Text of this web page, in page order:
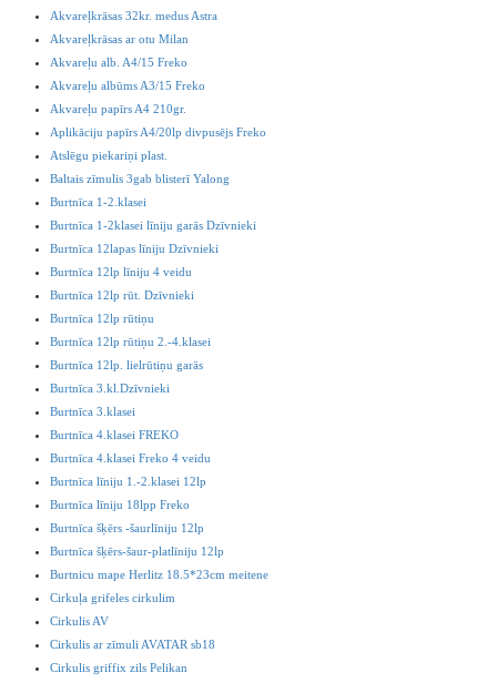
Akvareļkrāsas 32kr. medus Astra
Akvareļkrāsas ar otu Milan
Akvareļu alb. A4/15 Freko
Akvareļu albūms A3/15 Freko
Akvareļu papīrs A4 210gr.
Aplikāciju papīrs A4/20lp divpusējs Freko
Atslēgu piekariņi plast.
Baltais zīmulis 3gab blisterī Yalong
Burtnīca 1-2.klasei
Burtnīca 1-2klasei līniju garās Dzīvnieki
Burtnīca 12lapas līniju Dzīvnieki
Burtnīca 12lp līniju 4 veidu
Burtnīca 12lp rūt. Dzīvnieki
Burtnīca 12lp rūtiņu
Burtnīca 12lp rūtiņu 2.-4.klasei
Burtnīca 12lp. lielrūtiņu garās
Burtnīca 3.kl.Dzīvnieki
Burtnīca 3.klasei
Burtnīca 4.klasei FREKO
Burtnīca 4.klasei Freko 4 veidu
Burtnīca līniju 1.-2.klasei 12lp
Burtnīca līniju 18lpp Freko
Burtnīca šķērs -šaurlīniju 12lp
Burtnīca šķērs-šaur-platlīniju 12lp
Burtnicu mape Herlitz 18.5*23cm meitene
Cirkuļa grifeles cirkulim
Cirkulis AV
Cirkulis ar zīmuli AVATAR sb18
Cirkulis griffix zils Pelikan